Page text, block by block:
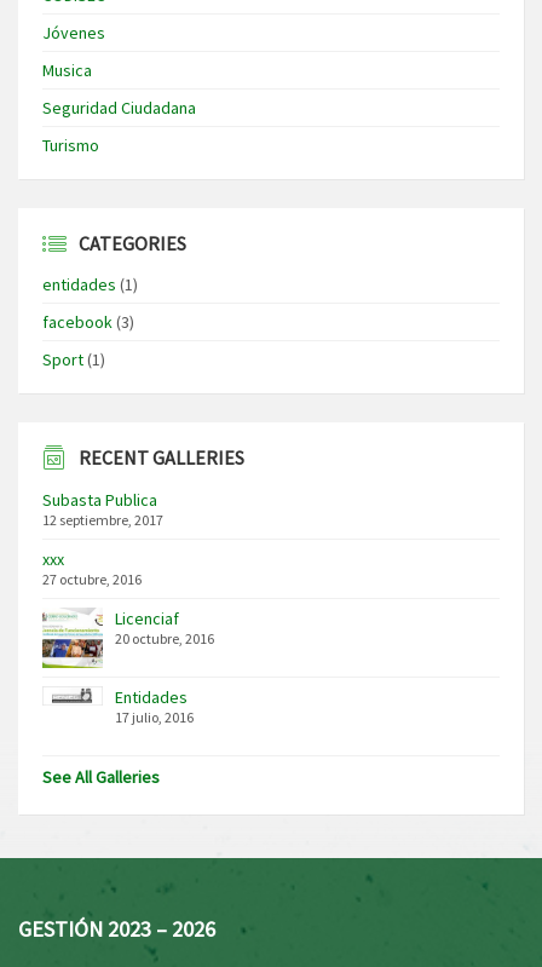
Jóvenes
Musica
Seguridad Ciudadana
Turismo
CATEGORIES
entidades (1)
facebook(3)
Sport(1)
RECENT GALLERIES
Subasta Publica
12 septiembre, 2017
xxx
27 octubre, 2016
Licenciaf
20 octubre, 2016
Entidades
17 julio, 2016
See All Galleries
GESTIÓN 2023 – 2026